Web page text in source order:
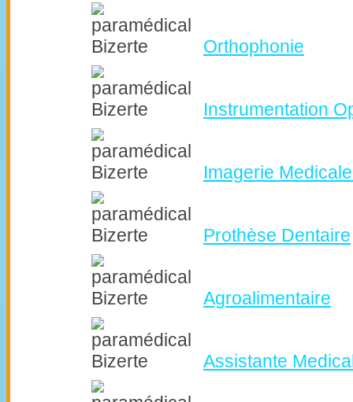
Orthophonie
Instrumentation
Imagerie
Prothèse Dentaire
Agroalimentaire
Assistante